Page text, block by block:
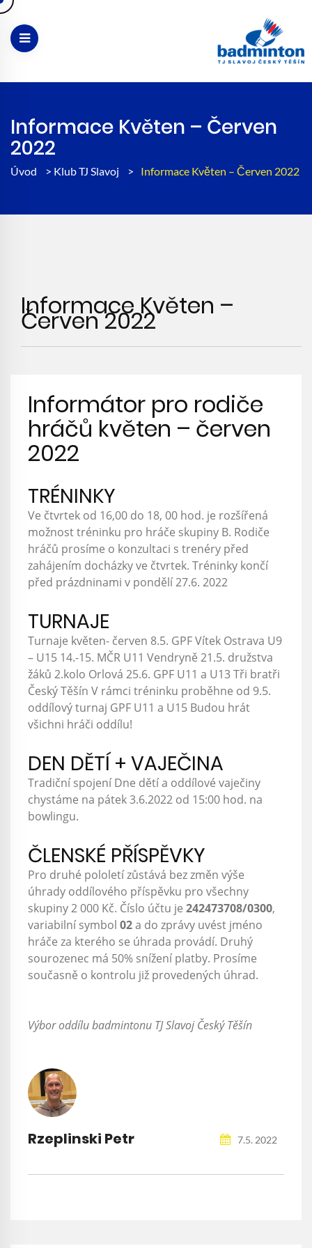
Informace Květen – Červen
2022
Úvod > Klub TJ Slavoj > Informace Květen – Červen 2022
Informace Květen –
Červen 2022
Informátor pro rodiče
hráčů květen – červen
2022
TRÉNINKY
Ve čtvrtek od 16,00 do 18, 00 hod. je rozšířená
možnost tréninku pro hráče skupiny B. Rodiče
hráčů prosíme o konzultaci s trenéry před
zahájením docházky ve čtvrtek. Tréninky končí
před prázdninami v pondělí 27.6. 2022
TURNAJE
Turnaje květen- červen 8.5. GPF Vítek Ostrava U9
– U15 14.-15. MČR U11 Vendryně 21.5. družstva
žáků 2.kolo Orlová 25.6. GPF U11 a U13 Tři bratři
Český Těšín V rámci tréninku proběhne od 9.5.
oddílový turnaj GPF U11 a U15 Budou hrát
všichni hráči oddílu!
DEN DĚTÍ + VAJEČINA
Tradiční spojení Dne dětí a oddílové vaječiny
chystáme na pátek 3.6.2022 od 15:00 hod. na
bowlingu.
ČLENSKÉ PŘÍSPĚVKY
Pro druhé pololetí zůstává bez změn výše
úhrady oddílového příspěvku pro všechny
skupiny 2 000 Kč. Číslo účtu je 242473708/0300,
variabilní symbol 02a do zprávy uvést jméno
hráče za kterého se úhrada provádí. Druhý
sourozenec má 50% snížení platby. Prosíme
současně o kontrolu již provedených úhrad.
Výbor oddílu badmintonu TJ Slavoj Český Těšín
Rzeplinski Petr 7.5. 2022